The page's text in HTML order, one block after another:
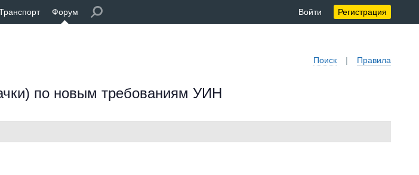
Форум Войти Регистрация
Поиск | Правила
по новым требованиям УИН